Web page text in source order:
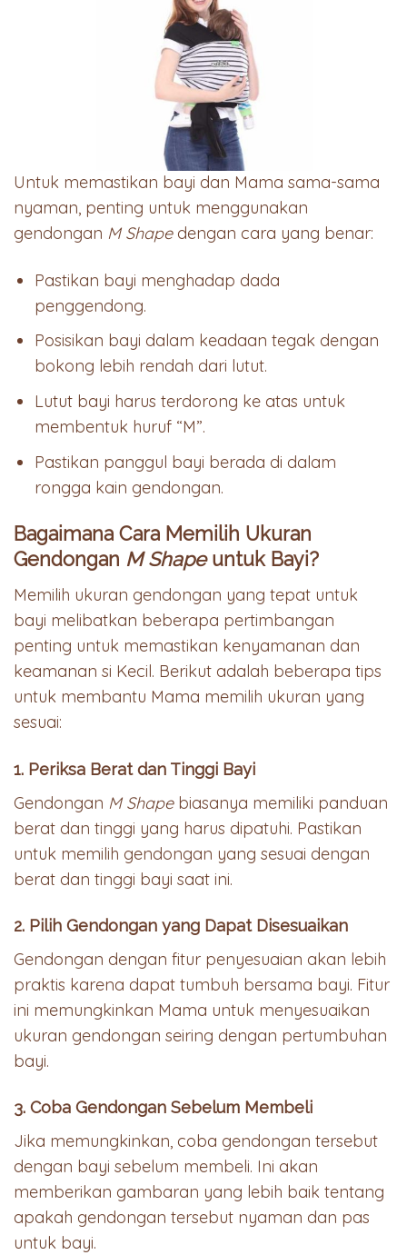
Untuk memastikan bayi dan Mama sama-sama
nyaman, penting untuk menggunakan
gendongan M Shapedengan cara yang benar:
Pastikan bayi menghadap dada
penggendong.
Posisikan bayi dalam keadaan tegak dengan
bokong lebih rendah dari lutut.
Lutut bayi harus terdorong ke atas untuk
membentuk huruf “M”.
Pastikan panggul bayi berada di dalam
rongga kain gendongan.
Bagaimana Cara Memilih Ukuran
Gendongan M Shapeuntuk Bayi?
Memilih ukuran gendongan yang tepat untuk
bayi melibatkan beberapa pertimbangan
penting untuk memastikan kenyamanan dan
keamanan si Kecil. Berikut adalah beberapa tips
untuk membantu Mama memilih ukuran yang
sesuai:
1. Periksa Berat dan Tinggi Bayi
Gendongan M Shapebiasanya memiliki panduan
berat dan tinggi yang harus dipatuhi. Pastikan
untuk memilih gendongan yang sesuai dengan
berat dan tinggi bayi saat ini.
2. Pilih Gendongan yang Dapat Disesuaikan
Gendongan dengan fitur penyesuaian akan lebih
praktis karena dapat tumbuh bersama bayi. Fitur
ini memungkinkan Mama untuk menyesuaikan
ukuran gendongan seiring dengan pertumbuhan
bayi.
3. Coba Gendongan Sebelum Membeli
Jika memungkinkan, coba gendongan tersebut
dengan bayi sebelum membeli. Ini akan
memberikan gambaran yang lebih baik tentang
apakah gendongan tersebut nyaman dan pas
untuk bayi.